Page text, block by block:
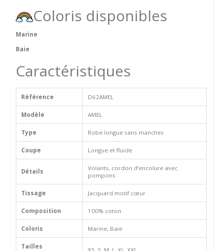
Coloris disponibles
Marine
Baie
Caractéristiques
Référence D62AMEL
Modèle AMEL
Type Robe longue sans manches
Coupe Longue et fluide
Détails
Volants, cordon d’encolure avec
pompons
Tissage Jacquard motif cœur
Composition 100% coton
Coloris Marine, Baie
Tailles